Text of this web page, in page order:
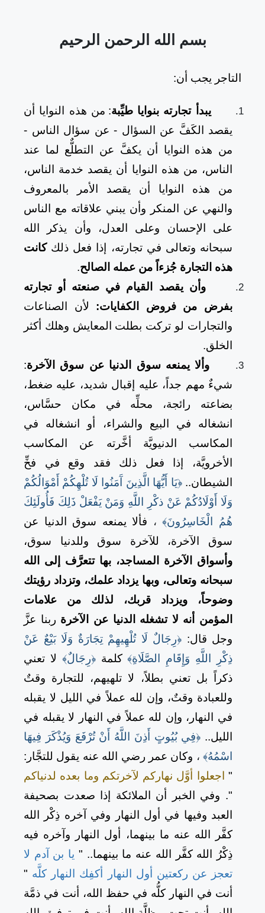
بسم الله الرحمن الرحيم
التاجر يجب أن:
يبدأ تجارته بنوايا طيِّبة: من هذه النوايا أن
يقصد الكَفَّ عن السؤال - عن سؤال الناس -
من هذه النوايا أن يكفَّ عن التطلٌّع لما عند
الناس، من هذه النوايا أن يقصد خدمة الناس،
من هذه النوايا أن يقصد الأمر بالمعروف
والنهي عن المنكر وأن يبني علاقاته مع الناس
على الإحسان وعلى العدل، وأن يذكر الله
سبحانه وتعالى في تجارته، إذا فعل ذلككانت
هذه التجارة جُزءاً من عمله الصالح.
وأن يقصد القيام في صنعته أو تجارته
بفرض من فروض الكفايات: لأن الصناعات
والتجارات لو تركت بطلت المعايش وهلك أكثر
الخلق.
وألا يمنعه سوق الدنيا عن سوق الآخرة:
شيءٌ مهم جداً، عليه إقبال شديد، عليه ضغط،
بضاعته رائجة، محلِّه في مكان حسَّاس،
انشغاله في البيع والشراء، أو انشغاله في
المكاسب الدنيويَّة أخَّرته عن المكاسب
الأخرويَّة، إذا فعل ذلك فقد وقع في فخِّ
الشيطان..﴿يَا أَيُّهَا الَّذِينَ آَمَنُوا لَا تُلْهِكُمْ أَمْوَالُكُمْ
وَلَا أَوْلَادُكُمْ عَنْ ذكْرِ اللَّهِ وَمَنْ يَفْعَلْ ذَلِكَ فَأُولَئِكَ
هُمُ الْخَاسِرُونَ﴾ ، فألا يمنعه سوق الدنيا عن
سوق الآخرة، للآخرة سوق وللدنيا سوق،
وأسواق الآخرة المساجد، بها تتعرَّف إلى الله
سبحانه وتعالى، وبها يزداد علمك، وتزداد رؤيتك
وضوحاً، ويزداد قربك، لذلك من علامات
المؤمن أنه لا تشغله الدنيا عن الآخرة ربنا عزَّ
وجل قال: ﴿رِجَالٌ لَا تُلْهِيهِمْ تِجَارَةٌ وَلَا بَيْعٌ عَنْ
ذِكْرِ اللَّهِ وَإِقَامِ الصَّلَاةِ﴾كلمة﴿رِجَالٌ﴾ لا تعني
ذكراً بل تعني بطلاً، لا تلهيهم، للتجارة وقتٌ
وللعبادة وقتٌ، وإن لله عملاً في الليل لا يقبله
في النهار، وإن لله عملاً في النهار لا يقبله في
الليل.. ﴿فِي بُيُوتٍ أَذِنَ اللَّهُ أَنْ تُرْفَعَ وَيُذْكَرَ فِيهَا
اسْمُهُ﴾ ، وكان عمر رضي الله عنه يقول للتجَّار:
" اجعلوا أوَّل نهاركم لآخرتكم وما بعده لدنياكم
". وفي الخبر أن الملائكة إذا صعدت بصحيفة
العبد وفيها في أول النهار وفي آخره ذِكْر الله
كفَّر الله عنه ما بينهما، أول النهار وآخره فيه
ذِكْرُ الله كفَّر الله عنه ما بينهما.. " يا بن آدم لا
تعجز عن ركعتين أول النهار أكفِك النهار كلَّه "
أنت في النهار كلُّه في حفظ الله، أنت في ذمَّة